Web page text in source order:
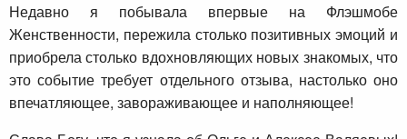
Недавно я побывала впервые на Флэшмобе
Женственности, пережила столько позитивных эмоций и
приобрела столько вдохновляющих новых знакомых, что
это событие требует отдельного отзыва, настолько оно
впечатляющее, завораживающее и наполняющее!